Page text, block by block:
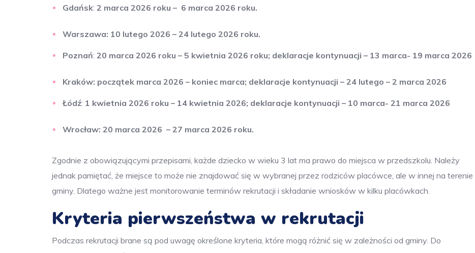
Gdańsk: 2 marca 2026 roku – 6 marca 2026 roku.
Warszawa: 10 lutego 2026 – 24 lutego 2026 roku.
Poznań: 20 marca 2026 roku – 5 kwietnia 2026 roku; deklaracje kontynuacji – 13 marca- 19 marca 2026
Kraków: początek marca 2026 – koniec marca; deklaracje kontynuacji – 24 lutego – 2 marca 2026
Łódź: 1 kwietnia 2026 roku – 14 kwietnia 2026; deklaracje kontynuacji – 10 marca- 21 marca 2026
Wrocław: 20 marca 2026 – 27 marca 2026 roku.
ChatGPT
powiedzWrocław:KrakówZasady
przyjmowania
do
przedszkoli
Zgodnie z obowiązującymi przepisami, każde dziecko w wieku 3 lat ma prawo do miejsca w przedszkolu. Należy
jednak pamiętać, że miejsce to może nie znajdować się w wybranej przez rodziców placówce, ale w innej na terenie
gminy. Dlatego ważne jest monitorowanie terminów rekrutacji i składanie wniosków w kilku placówkach.
Kryteria pierwszeństwa w rekrutacji
Podczas rekrutacji brane są pod uwagę określone kryteria, które mogą różnić się w zależności od gminy. Do